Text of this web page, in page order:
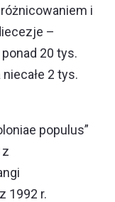
i
–
20 tys.
2 tys.
populus”
1992 r.